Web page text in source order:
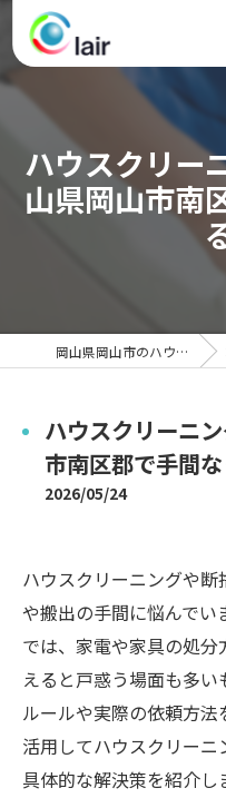
ハウスクリー
山県岡山市南
岡山県岡山市のハウスクリーニングならクレール
ハウスクリーニ
市南区郡で手間
2026/05/24
ハウスクリーニングや
や搬出の手間に悩んで
では、家電や家具の処
えると戸惑う場面も多
ルールや実際の依頼方法
活用してハウスクリー
具体的な解決策を紹介